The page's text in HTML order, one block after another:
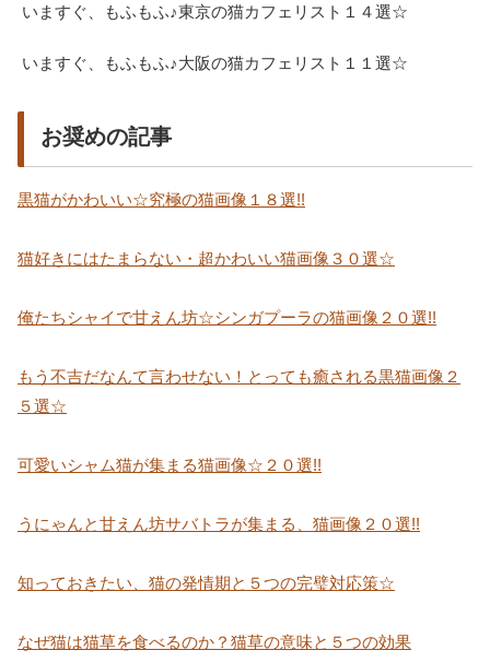
いますぐ、もふもふ♪東京の猫カフェリスト１４選☆
いますぐ、もふもふ♪大阪の猫カフェリスト１１選☆
お奨めの記事
黒猫がかわいい☆究極の猫画像１８選!!
猫好きにはたまらない・超かわいい猫画像３０選☆
俺たちシャイで甘えん坊☆シンガプーラの猫画像２０選!!
もう不吉だなんて言わせない！とっても癒される黒猫画像２
５選☆
可愛いシャム猫が集まる猫画像☆２０選!!
うにゃんと甘えん坊サバトラが集まる、猫画像２０選!!
知っておきたい、猫の発情期と５つの完璧対応策☆
なぜ猫は猫草を食べるのか？猫草の意味と５つの効果